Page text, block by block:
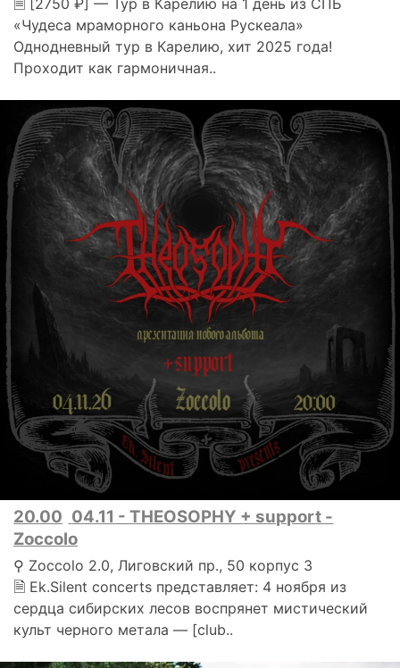
🗎 [2750 ₽] — Тур в Карелию на 1 день из СПБ
«Чудеса мраморного каньона Рускеала»
Однодневный тур в Карелию, хит 2025 года!
Проходит как гармоничная..
20.00 04.11 - THEOSOPHY + support -
Zoccolo
⚲ Zoccolo 2.0, Лиговский пр., 50 корпус 3
🗎 Ek.Silent concerts представляет: 4 ноября из
сердца сибирских лесов воспрянет мистический
культ черного метала — [club..